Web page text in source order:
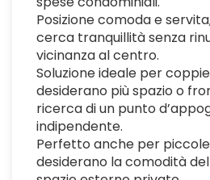
Posizione comoda e
cerca tranquillità senza
vicinanza al centro.
Soluzione ideale per
desiderano più spazio o
ricerca di un punto
indipendente.
Perfetto anche per
desiderano la comodità